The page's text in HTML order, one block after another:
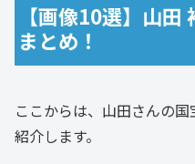
【画像10選】山
まとめ！
ここからは、山田さんの
紹介します。